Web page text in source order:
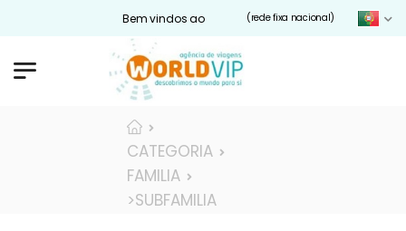
Bem vindos ao nosso site Worldvip.pt
(rede fixa nacional)
CATEGORIA
FAMILIA
>SUBFAMILIA